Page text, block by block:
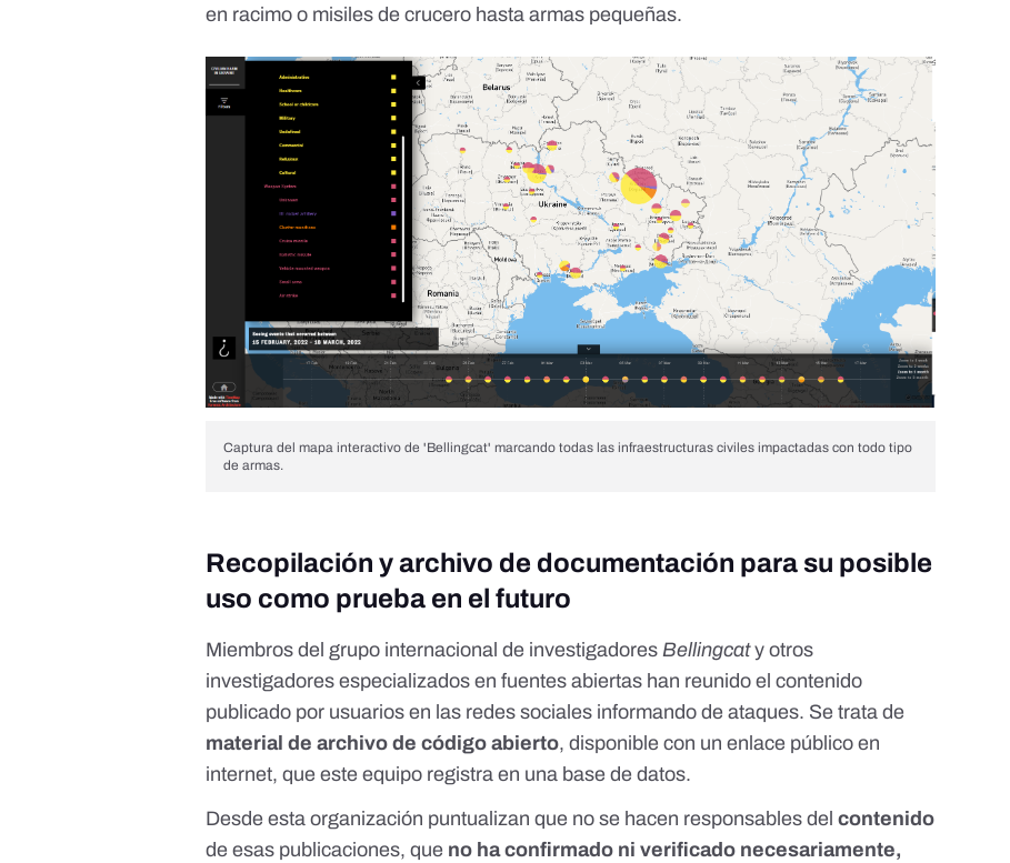
en racimo o misiles de crucero hasta armas pequeñas.
Captura del mapa interactivo de 'Bellingcat' marcando todas las infraestructuras civiles impactadas con todo tipo
de armas.
Recopilación y archivo de documentación para su posible
uso como prueba en el futuro
Miembros del grupo internacional de investigadoresBellingcaty otros
investigadores especializados en fuentes abiertas han reunido el contenido
publicado por usuarios en las redes sociales informando de ataques. Se trata de
material de archivo de código abierto, disponible con un enlace público en
internet, que este equipo registra en una base de datos.
Desde esta organización puntualizan que no se hacen responsables delcontenido
de esas publicaciones, que no ha confirmado ni verificado necesariamente,